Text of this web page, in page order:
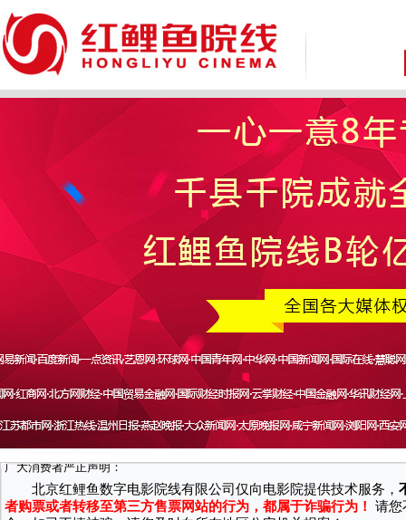
致 尊敬的广大消费者：
因近期接到国家机关反馈，有不法分子通过微信、第三方网站/软件等
北京红鲤鱼数字电影院线有限公司仅向电影院提供技术服务，
者购票或者转移至第三方售票网站的行为，都属于诈骗行为！请您
全。如已不慎被骗，请您及时向所在地区公安机关报案！